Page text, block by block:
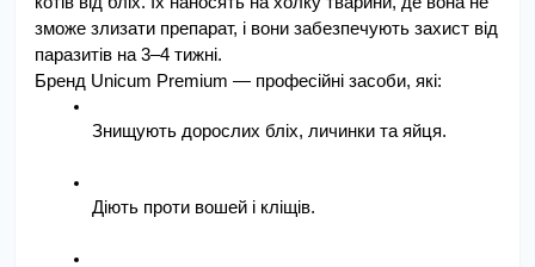
зможе злизати препарат, і вони забезпечують захист від
паразитів на 3–4 тижні.
Бренд Unicum Premium — професійні засоби, які:
Знищують дорослих бліх, личинки та яйця.
Діють проти вошей і кліщів.